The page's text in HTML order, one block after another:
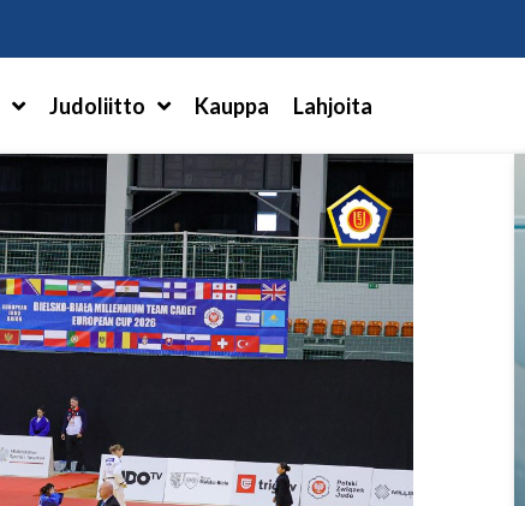
Judoliitto Kauppa Lahjoita